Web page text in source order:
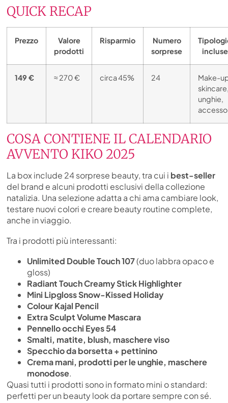
QUICK RECAP
Prezzo
Valore
prodotti
Risparmio
Numero
sorprese
incluse
149 € ≈ 270 € circa 45% 24
Make-
unghie,
COSA CONTIENE IL CALENDARIO
AVVENTO KIKO 2025
La box include 24 sorprese beauty, tra cui i best-seller
del brand e alcuni prodotti esclusivi della collezione
natalizia. Una selezione adatta a chi ama cambiare look,
testare nuovi colori e creare beauty routine complete,
anche in viaggio.
Tra i prodotti più interessanti:
Unlimited Double Touch 107(duo labbra opaco e
gloss)
Radiant Touch Creamy Stick Highlighter
Mini Lipgloss Snow-Kissed Holiday
Colour Kajal Pencil
Extra Sculpt Volume Mascara
Pennello occhi Eyes 54
Smalti, matite, blush, maschere viso
Specchio da borsetta + pettinino
Crema mani, prodotti per le unghie, maschere
monodose.
Quasi tutti i prodotti sono in formato mini o standard:
perfetti per un beauty look da portare sempre con sé.